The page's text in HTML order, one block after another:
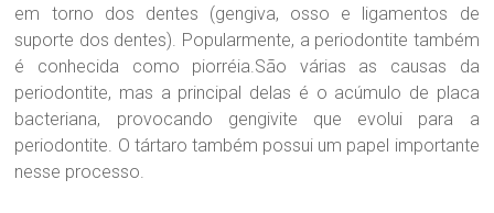
r
a
.
S
a
d
r
em torno dos dentes (gengiva, osso e ligamentos de
suporte dos dentes). Popularmente, a periodontite também
é conhecida como piorréia.São várias as causas da
periodontite, mas a principal delas é o acúmulo de placa
bacteriana, provocando gengivite que evolui para a
periodontite. O tártaro também possui um papel importante
nesse processo.